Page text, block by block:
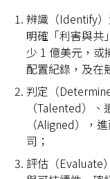
辨識（Identify
明確「利害與共
少 1 億美元，或
配置紀錄，及在
判定（
（Talented）
（Aligned），
司；
評估（Evaluate